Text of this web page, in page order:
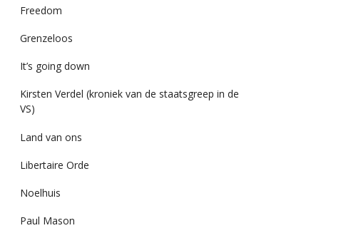
Freedom
Grenzeloos
It’s going down
Kirsten Verdel (kroniek van de staatsgreep in de
VS)
Land van ons
Libertaire Orde
Noelhuis
Paul Mason